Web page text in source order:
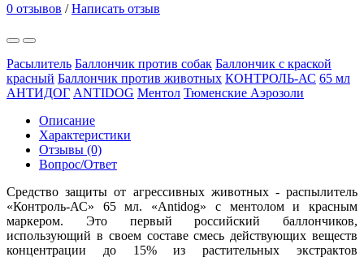
0 отзывов /Написать отзыв
Расылитель Баллончик против собак Баллончик с краской
красный Баллончик против животных КОНТРОЛЬ-АС 65 мл
АНТИДОГ ANTIDOG Ментол Тюменские Аэрозоли
Описание
Характеристики
Отзывы (0)
Вопрос/Ответ
Средство защиты от агрессивных животных - распылитель
«Контроль-АС» 65 мл. «Antidog» с ментолом и красным
маркером. Это первый российский баллончиков,
использующий в своем составесмесь действующих веществ
концентрации до 15%из растительных экстрактов